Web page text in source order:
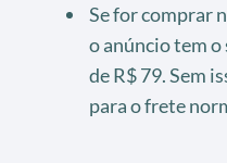
Se for comprar
o anúncio tem o
de R$ 79. Sem
para o frete